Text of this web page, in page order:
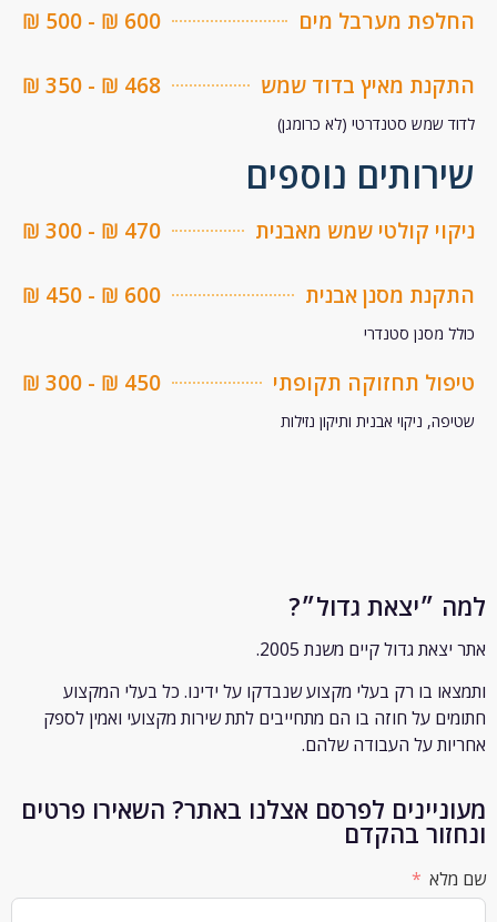
גדול״?
גדול קיים משנת 2005.
בו רקבעלי מקצוע שנבדקו על ידינו. כל בעלי המקצוע
על חוזה בו הם מתחייבים לתת שירות מקצועי ואמין לספק
על העבודה שלהם.
לפרסם אצלנו באתר? השאירו פרטים
בהקדם
מערבל מים 600 ₪ - 500 ₪
מאיץ בדוד שמש 468 ₪ - 350 ₪
סטנדרטי (לא כרומגן)
נוספים
קולטי שמש מאבנית 470 ₪ - 300 ₪
מסנן אבנית 600 ₪ - 450 ₪
סטנדרי
תחזוקה תקופתי 450 ₪ - 300 ₪
ניקוי אבנית ותיקון נזילות